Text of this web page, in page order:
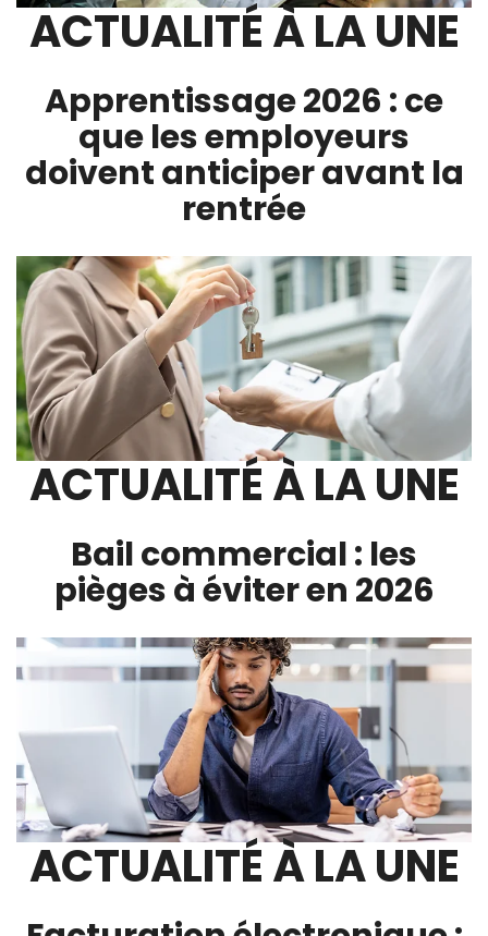
ACTUALITÉ À LA UNE
Apprentissage 2026 : ce
que les employeurs
doivent anticiper avant la
rentrée
ACTUALITÉ À LA UNE
Bail commercial : les
pièges à éviter en 2026
ACTUALITÉ À LA UNE